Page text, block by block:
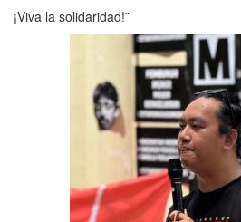
¡Viva la solidaridad!¨